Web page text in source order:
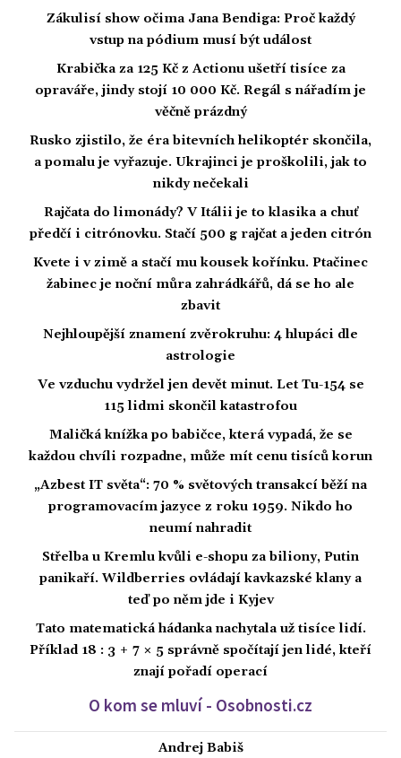
Zákulisí show očima Jana Bendiga: Proč každý
vstup na pódium musí být událost
Krabička za 125 Kč z Actionu ušetří tisíce za
opraváře, jindy stojí 10 000 Kč. Regál s nářadím je
věčně prázdný
Rusko zjistilo, že éra bitevních helikoptér skončila,
a pomalu je vyřazuje. Ukrajinci je proškolili, jak to
nikdy nečekali
Rajčata do limonády? V Itálii je to klasika a chuť
předčí i citrónovku. Stačí 500 g rajčat a jeden citrón
Kvete i v zimě a stačí mu kousek kořínku. Ptačinec
žabinec je noční můra zahrádkářů, dá se ho ale
zbavit
Nejhloupější znamení zvěrokruhu: 4 hlupáci dle
astrologie
Ve vzduchu vydržel jen devět minut. Let Tu-154 se
115 lidmi skončil katastrofou
Maličká knížka po babičce, která vypadá, že se
každou chvíli rozpadne, může mít cenu tisíců korun
„Azbest IT světa“: 70 % světových transakcí běží na
programovacím jazyce z roku 1959. Nikdo ho
neumí nahradit
Střelba u Kremlu kvůli e-shopu za biliony, Putin
panikaří. Wildberries ovládají kavkazské klany a
teď po něm jde i Kyjev
Tato matematická hádanka nachytala už tisíce lidí.
Příklad 18 : 3 + 7 × 5 správně spočítají jen lidé, kteří
znají pořadí operací
O kom se mluví - Osobnosti.cz
Andrej Babiš